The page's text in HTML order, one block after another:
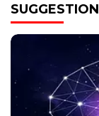
SUGGESTION